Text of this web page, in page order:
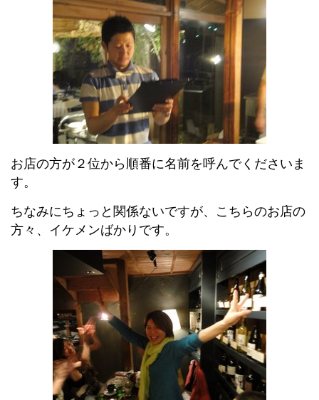
お店の方が２位から順番に名前を呼んでくださいま
す。
ちなみにちょっと関係ないですが、こちらのお店の
方々、イケメンばかりです。